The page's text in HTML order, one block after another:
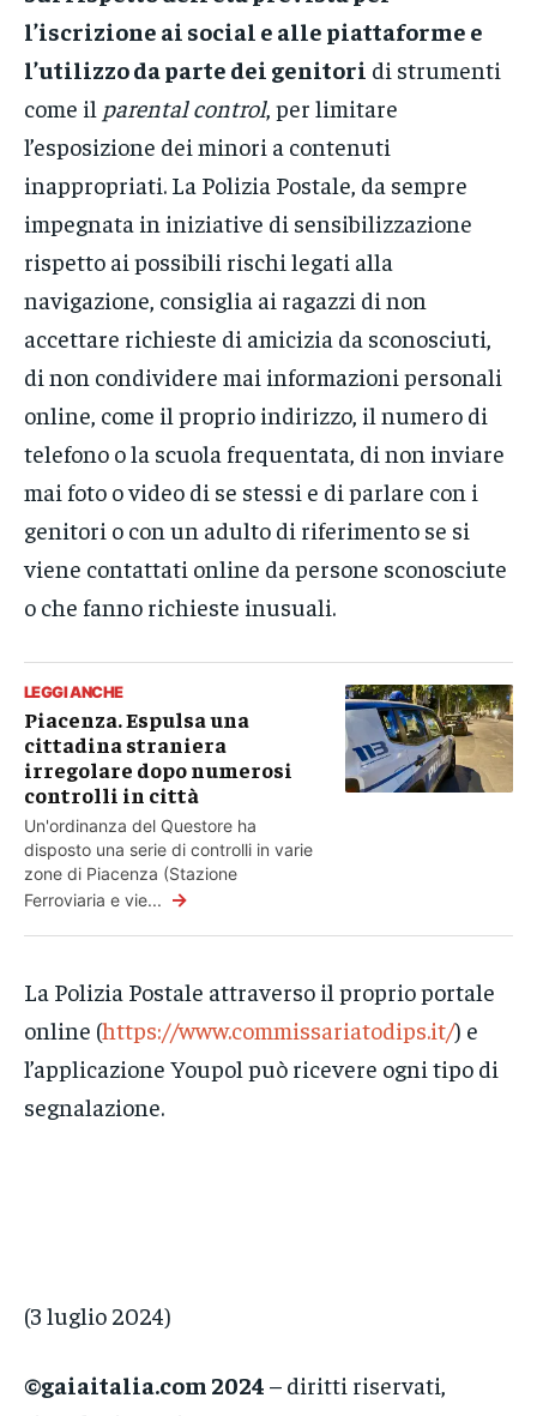
l’iscrizione ai social e alle piattaforme e
l’utilizzo da parte dei genitori di strumenti
come il parental control, per limitare
l’esposizione dei minori a contenuti
inappropriati. La Polizia Postale, da sempre
impegnata in iniziative di sensibilizzazione
rispetto ai possibili rischi legati alla
navigazione, consiglia ai ragazzi di non
accettare richieste di amicizia da sconosciuti,
di non condividere mai informazioni personali
online, come il proprio indirizzo, il numero di
telefono o la scuola frequentata, di non inviare
mai foto o video di se stessi e di parlare con i
genitori o con un adulto di riferimento se si
viene contattati online da persone sconosciute
o che fanno richieste inusuali.
LEGGI ANCHE
Piacenza. Espulsa una
cittadina straniera
irregolare dopo numerosi
controlli in città
Un'ordinanza del Questore ha
disposto una serie di controlli in varie
zone di Piacenza (Stazione
Ferroviaria e vie... →
La Polizia Postale attraverso il proprio portale
online (https://www.commissariatodips.it/) e
l’applicazione Youpol può ricevere ogni tipo di
segnalazione.
(3 luglio 2024)
©gaiaitalia.com 2024 – diritti riservati,